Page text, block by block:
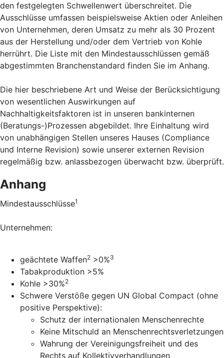
den festgelegten Schwellenwert überschreitet. Die
Ausschlüsse umfassen beispielsweise Aktien oder Anleihen
von Unternehmen, deren Umsatz zu mehr als 30 Prozent
aus der Herstellung und/oder dem Vertrieb von Kohle
herrührt. Die Liste mit den Mindestausschlüssen gemäß
abgestimmten Branchenstandard finden Sie im Anhang.
Die hier beschriebene Art und Weise der Berücksichtigung
von wesentlichen Auswirkungen auf
Nachhaltigkeitsfaktoren ist in unseren bankinternen
(Beratungs-)Prozessen abgebildet. Ihre Einhaltung wird
von unabhängigen Stellen unseres Hauses (Compliance
und Interne Revision) sowie unserer externen Revision
regelmäßig bzw. anlassbezogen überwacht bzw. überprüft.
Anhang
Mindestausschlüsse1
Unternehmen:
geächtete Waffen2 >0%3
Tabakproduktion >5%
Kohle >30%2
Schwere Verstöße gegen UN Global Compact (ohne
positive Perspektive):
Schutz der internationalen Menschenrechte
Keine Mitschuld an Menschenrechtsverletzungen
Wahrung der Vereinigungsfreiheit und des
Rechts auf Kollektivverhandlungen